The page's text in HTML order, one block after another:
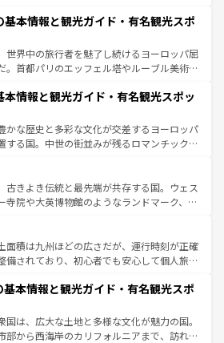
イタリア情報はコンテンツ一覧を参照してほ
この国では、情熱的なフラメンコ、熱気あふ
して美味しいタパスが生活の一部となってい
リードの洗練された雰囲気や、バルセロナの
た街角から、地方では古代ローマ遺跡や中世
よって風土や気候が異なるスペインはその個
を参照してほしい。
基本情報と観光ガイド・有名観光スポ
世界中の旅行者を魅了し続けるヨーロッパ屈
。首都パリのエッフェル塔やルーブル美術館
力が詰まっている。華麗な宮殿、歴史的な大
ビーチ、そして豊かな自然が、訪れる者を心
。また、フランスは美食の国としても知ら
料理はユネスコ無形文化遺産にも登録されて
ンダー畑など、多彩な楽しみ方が可能だ。さ
外の地域にも魅力が溢れており、どの街角に
と文化が息づいている。パリ以外の個性あふ
しい。
本情報と観光ガイド・有名観光スポッ
かな歴史と多彩な文化が交差するヨーロッパ
する国。中世の街並みが残るロマンチック街
国は、どこを歩いても飽きることがない。ベ
的活気、バイエルン州のアルプスの絶景、そ
沿いのワイン畑といった風景は必見。ビール
にはぜひ体験してほしい。 なお、新着の
コンテンツ一覧を参照してほしい。
古きよき伝統と最先端が共存する国。ウェス
寺院や大英博物館のようなランドマーク、歴
なる魅力がある。また、優雅なアフタヌーン
ル好きにはたまらない英国パブ、サッカー観
だからこそできる体験も豊富。イギリスを旅
照してほしい。
面積は九州ほどの広さだが、運行時刻が正確
備されており、初心者でも安心して個人旅行
まま残る町や、スイスならではのユニークな
、アルプス観光だけでなく町歩きも満喫する
。国民の所得が高いため物価も高いが、旅行
パス提供のサービスもあり、うまく活用すれ
基本情報と観光ガイド・有名観光スポ
国は、広大な土地と多様な文化が魅力の国。
部から西海岸のカリフォルニアまで、訪れる